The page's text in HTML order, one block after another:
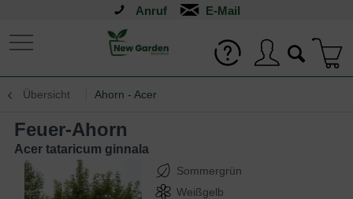
Anruf
Übersicht Ahorn - Acer
Feuer-Ahorn
Acer tataricum ginnala
Sommergrün
Weißgelb